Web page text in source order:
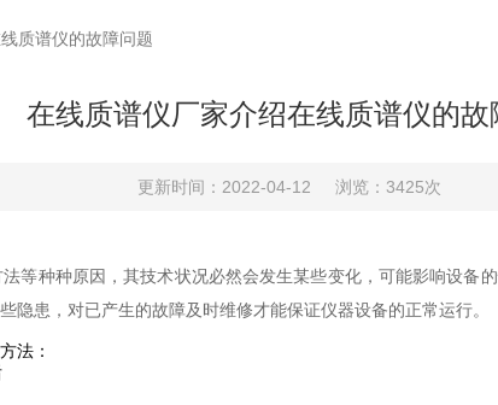
质谱仪的故障问题
在线质谱仪厂家介绍在线质谱仪的故
更新时间：2022-04-12 浏览：3425次
等种种原因，其技术状况必然会发生某些变化，可能影响设备
患，对已产生的故障及时维修才能保证仪器设备的正常运行。
法：